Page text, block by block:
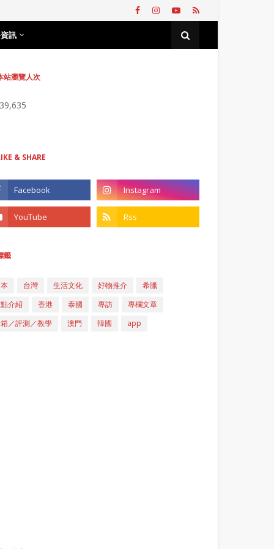
訊
站瀏覽人次
& SHARE
籤
台灣 生活文化 好物推介
希臘
介紹
香港 泰國 專訪
專欄文章
／評測／教學
澳門 韓國 app